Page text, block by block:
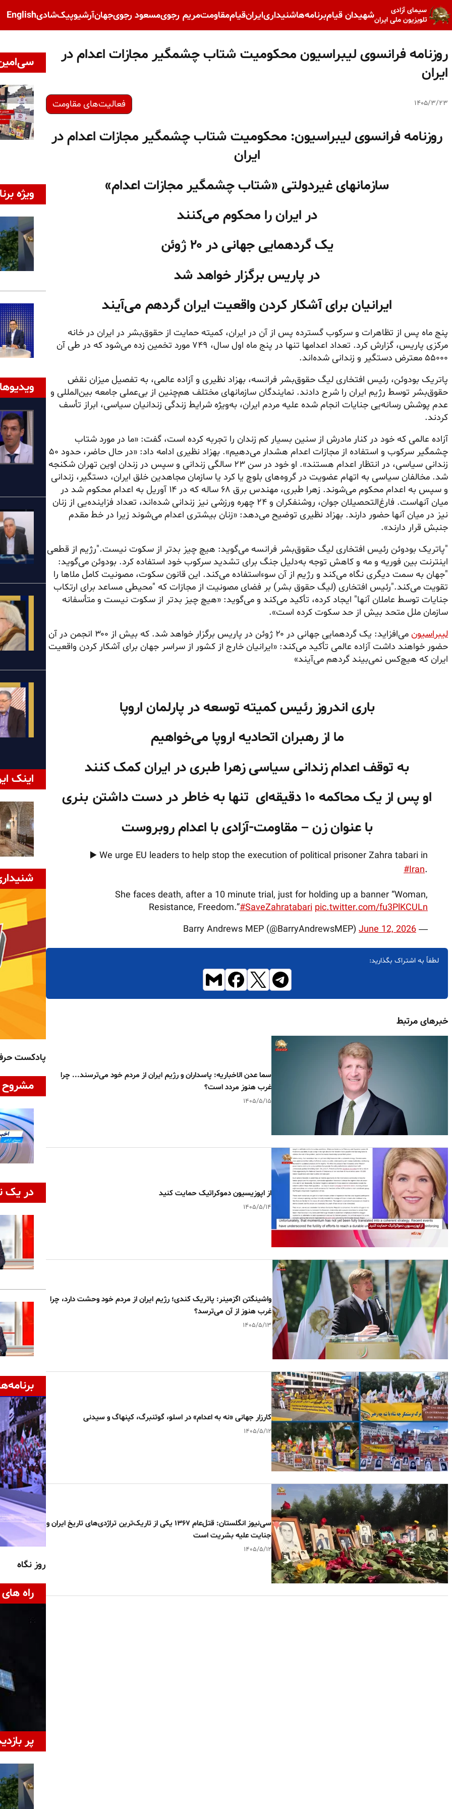
سیمای آزادی
تلویزیون ملی ایرانشهیدان قیامبرنامه‌هاشنیداریایرانقیاممقاومتمریم رجویمسعود رجویجهانآرشیوپیک‌شادیEnglish
روزنامه فرانسوی لیبراسیون محکومیت شتاب چشمگیر مجازات اعدام در
ایران
۱۴۰۵/۳/۲۳ فعالیت‌های مقاومت
روزنامه فرانسوی لیبراسیون: محکومیت شتاب چشمگیر مجازات اعدام در
ایران
سازمانهای غیردولتی «شتاب چشمگیر مجازات اعدام»
در ایران را محکوم می‌کنند
یک گردهمایی جهانی در ۲۰ ژوئن
در پاریس برگزار خواهد شد
ایرانیان برای آشکار کردن واقعیت ایران گردهم می‌آیند
پنج ماه پس از تظاهرات و سرکوب گسترده پس از آن در ایران، کمیته حمایت از حقوق‌بشر در ایران در خانه
مرکزی پاریس، گزارش کرد. تعداد اعدامها تنها در پنج ماه اول سال، ۷۴۹ مورد تخمین زده می‌شود که در طی آن
۵۵۰۰۰ معترض دستگیر و زندانی شده‌اند.
پاتریک بودوئن، رئیس افتخاری لیگ حقوق‌بشر فرانسه، بهزاد نظیری و آزاده عالمی، به تفصیل میزان نقض
حقوق‌بشر توسط رژیم ایران را شرح دادند. نمایندگان سازمانهای مختلف هم‌چنین از بی‌عملی جامعه بین‌المللی و
عدم پوشش رسانه‌یی جنایات انجام شده علیه مردم ایران، به‌ویژه شرایط زندگی زندانیان سیاسی، ابراز تأسف
کردند.
آزاده عالمی که خود در کنار مادرش از سنین بسیار کم زندان را تجربه کرده است، گفت: «ما در مورد شتاب
چشمگیر سرکوب و استفاده از مجازات اعدام هشدار می‌دهیم». بهزاد نظیری ادامه داد: «در حال حاضر، حدود ۵۰
زندانی سیاسی، در انتظار اعدام هستند». او خود در سن ۲۳ سالگی زندانی و سپس در زندان اوین تهران شکنجه
شد. مخالفان سیاسی به اتهام عضویت در گروه‌های بلوچ یا کرد یا سازمان مجاهدین خلق ایران، دستگیر، زندانی
و سپس به اعدام محکوم می‌شوند. زهرا طبری، مهندس برق ۶۸ ساله که در ۱۴ آوریل به اعدام محکوم شد در
میان آنهاست. فارغ‌التحصیلان جوان، روشنفکران و ۲۴ چهره ورزشی نیز زندانی شده‌اند، تعداد فزاینده‌یی از زنان
نیز در میان آنها حضور دارند. بهزاد نظیری توضیح می‌دهد: «زنان بیشتری اعدام می‌شوند زیرا در خط مقدم
جنبش قرار دارند».
"پاتریک بودوئن رئیس افتخاری لیگ حقوق‌بشر فرانسه می‌گوید: هیچ چیز بدتر از سکوت نیست."رژیم از قطعی
اینترنت بین فوریه و مه و کاهش توجه به‌دلیل جنگ برای تشدید سرکوب خود استفاده کرد. بودوئن می‌گوید:
"جهان به سمت دیگری نگاه می‌کند و رژیم از آن سوءاستفاده می‌کند. این قانون سکوت، مصونیت کامل ملاها را
تقویت می‌کند."رئیس افتخاری (لیگ حقوق بشر) بر فضای مصونیت از مجازات که "محیطی مساعد برای ارتکاب
جنایات توسط عاملان آنها" ایجاد کرده، تأکید می‌کند و می‌گوید: «هیچ چیز بدتر از سکوت نیست و متأسفانه
سازمان ملل متحد بیش از حد سکوت کرده است».
لیبراسیون
می‌افزاید: یک گردهمایی جهانی در ۲۰ ژوئن در پاریس برگزار خواهد شد. که بیش از ۳۰۰ انجمن در آن
حضور خواهند داشت آزاده عالمی تأکید می‌کند: «ایرانیان خارج از کشور از سراسر جهان برای آشکار کردن واقعیت
ایران که هیچ‌کس نمی‌بیند گردهم می‌آیند»
باری اندروز رئیس کمیته توسعه در پارلمان اروپا
ما از رهبران اتحادیه اروپا می‌خواهیم
به توقف اعدام زندانی سیاسی زهرا طبری در ایران کمک کنند
او پس از یک محاکمه ۱۰
دقیقه‌ای تنها به خاطر در دست داشتن بنری
با عنوان زن – مقاومت-آزادی با اعدام روبروست
▶️ We urge EU leaders to help stop the execution of political prisoner Zahra tabari in
#Iran.
She faces death, after a 10 minute trial, just for holding up a banner “Woman,
Resistance, Freedom.”#SaveZahratabari pic.twitter.com/fu3PlKCULn
— Barry Andrews MEP (@BarryAndrewsMEP)
June 12, 2026
لطفاً به اشتراک بگذارید:
خبرهای مرتبط
سما عدن الاخباریه: پاسداران و رژیم ایران از مردم خود می‌ترسند... چرا
غرب هنوز مردد است؟
۱۴۰۵/۵/۱۵
‌از اپوزیسیون دموکراتیک حمایت کنید
۱۴۰۵/۵/۱۴
واشینگتن اگزمینر: پاتریک کندی؛ رژیم ایران از مردم خود وحشت دارد، چرا
غرب هنوز از آن می‌ترسد؟
۱۴۰۵/۵/۱۳
کارزار جهانی «نه به اعدام» در اسلو، گوتنبرگ، کپنهاگ و سیدنی
۱۴۰۵/۵/۱۲
سی‌نیوز انگلستان: قتل‌عام ۱۳۶۷ یکی از تاریک‌ترین تراژدی‌های تاریخ ایران و
جنایت علیه بشریت است
۱۴۰۵/۵/۱۲
ویژه
اینک
پادکست
مشروح
در یک
روز نگاه
راه
پر